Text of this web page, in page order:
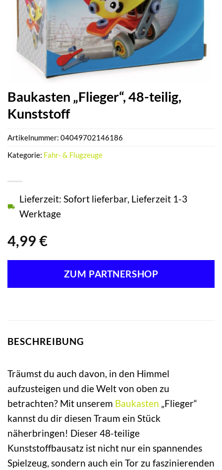
Baukasten „Flieger“, 48-teilig,
Kunststoff
4,99 €
Lieferzeit: Sofort lieferbar, Lieferzeit 1-3
Werktage
ZUM PARTNERSHOP
Artikelnummer: 04049702146186
Kategorie: Fahr- & Flugzeuge
BESCHREIBUNG
Träumst du auch davon, in den Himmel
aufzusteigen und die Welt von oben zu
betrachten? Mit unserem Baukasten „Flieger“
kannst du dir diesen Traum ein Stück
näherbringen! Dieser 48-teilige
Kunststoffbausatz ist nicht nur ein spannendes
Spielzeug, sondern auch ein Tor zu faszinierenden